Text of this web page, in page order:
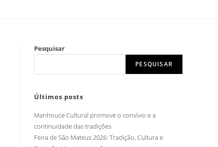
Pesquisar
PESQUISAR
Últimos posts
Manhouce Cultural promove o convívio e a
continuidade das tradições
Feira de São Mateus 2026: Tradição, Cultura e